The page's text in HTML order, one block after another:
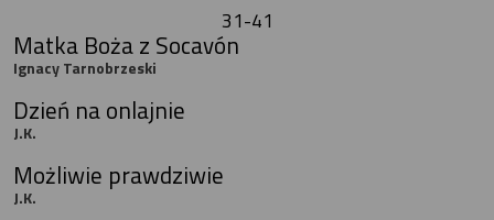
31-41
Matka Boża z Socavón
Ignacy Tarnobrzeski
Dzień na onlajnie
J.K.
Możliwie prawdziwie
J.K.